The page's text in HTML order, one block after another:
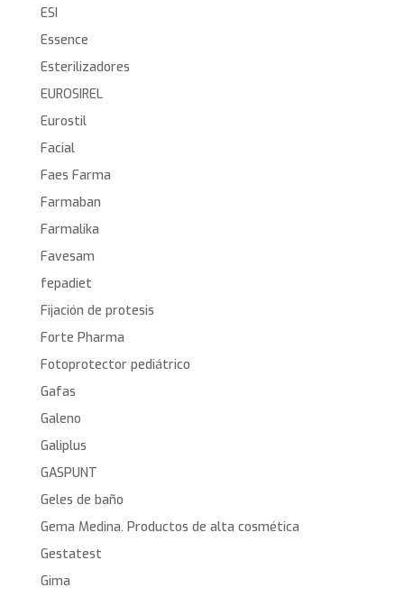
ESI
Essence
Esterilizadores
EUROSIREL
Eurostil
Facial
Faes Farma
Farmaban
Farmalika
Favesam
fepadiet
Fijación de protesis
Forte Pharma
Fotoprotector pediátrico
Gafas
Galeno
Galiplus
GASPUNT
Geles de baño
Gema Medina. Productos de alta cosmética
Gestatest
Gima